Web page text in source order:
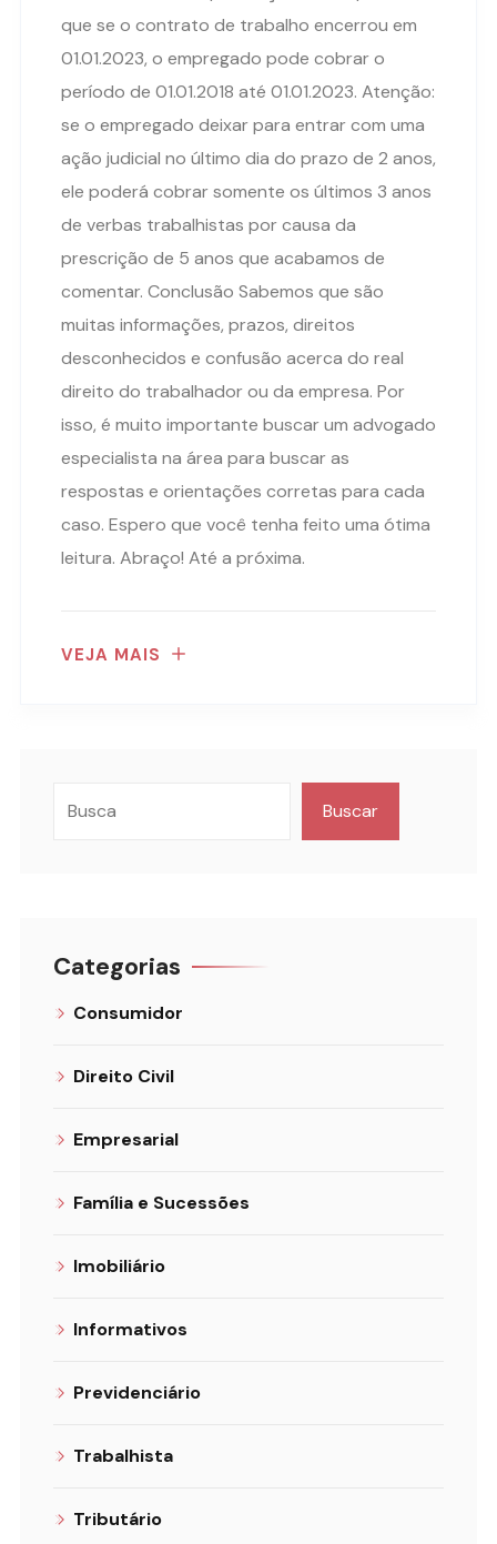
que se o contrato de trabalho encerrou em
01.01.2023, o empregado pode cobrar o
período de 01.01.2018 até 01.01.2023. Atenção:
se o empregado deixar para entrar com uma
ação judicial no último dia do prazo de 2 anos,
ele poderá cobrar somente os últimos 3 anos
de verbas trabalhistas por causa da
prescrição de 5 anos que acabamos de
comentar. Conclusão Sabemos que são
muitas informações, prazos, direitos
desconhecidos e confusão acerca do real
direito do trabalhador ou da empresa. Por
isso, é muito importante buscar um advogado
especialista na área para buscar as
respostas e orientações corretas para cada
caso. Espero que você tenha feito uma ótima
leitura. Abraço! Até a próxima.
VEJA MAIS
Buscar
Categorias
Consumidor
Direito Civil
Empresarial
Família e Sucessões
Imobiliário
Informativos
Previdenciário
Trabalhista
Tributário